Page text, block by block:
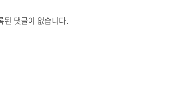
된 댓글이 없습니다.